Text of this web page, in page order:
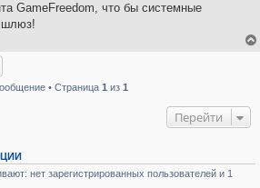
GameFreedom, что бы системные
шлюз!
• Страница 1 из 1
Перейти
нет зарегистрированных пользователей и 1